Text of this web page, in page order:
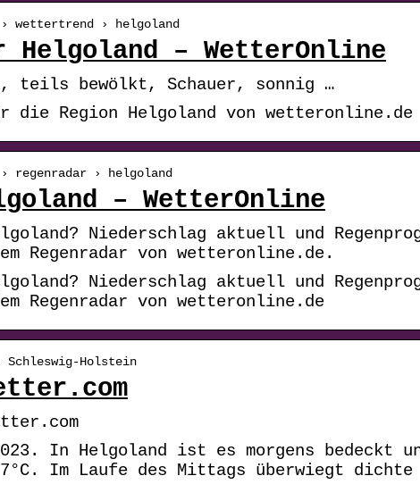
wettertrend › helgoland
Helgoland – WetterOnline
teils bewölkt, Schauer, sonnig …
die Region Helgoland von wetteronline.de
regenradar › helgoland
– WetterOnline
Niederschlag aktuell und
Regenradar von wetteronline.de.
Niederschlag aktuell und
Regenradar von wetteronline.de
Holstein
In Helgoland ist es morgens bedeckt
Im Laufe des Mittags überwiegt dichte